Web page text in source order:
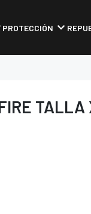
PROTECCIÓN
TALLA